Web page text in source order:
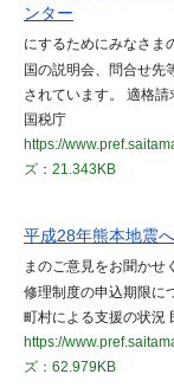
ンター
にするためにみなさま
国の説明会、問合せ先
されています。 適格請
国税庁
https://
ズ：21.343KB
平成28年熊本地震
まのご意見をお聞かせ
修理制度の申込期限に
町村による支援の状況
https://
ズ：62.979KB